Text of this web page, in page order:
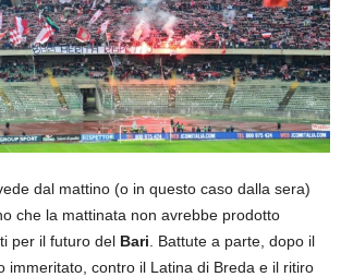
dal mattino (o in questo caso dalla sera)
che la mattinata non avrebbe prodotto
per il futuro del Bari . Battute a parte, dopo il
immeritato, contro il Latina di Breda e il ritiro